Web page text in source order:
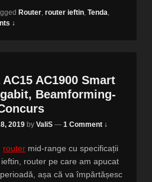
Router, router ieftin, Tenda,
↓
AC1900 Smart
Beamforming-
2019 by ValiS — 1 Comment ↓
router mid-range cu specificații
router pe care am apucat
așa că va împărtășesc